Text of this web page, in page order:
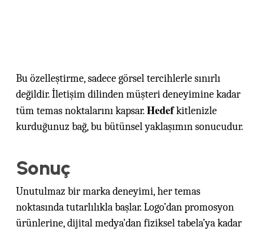
Bu özelleştirme, sadece görsel tercihlerle sınırlı
değildir. İletişim dilinden müşteri deneyimine kadar
tüm temas noktalarını kapsar.Hedefkitlenizle
kurduğunuz bağ, bu bütünsel yaklaşımın sonucudur.
Sonuç
Unutulmaz bir marka deneyimi, her temas
noktasında tutarlılıkla başlar. Logo’dan promosyon
ürünlerine, dijital medya’dan fiziksel tabela’ya kadar